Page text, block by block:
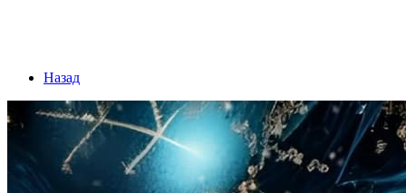
Назад